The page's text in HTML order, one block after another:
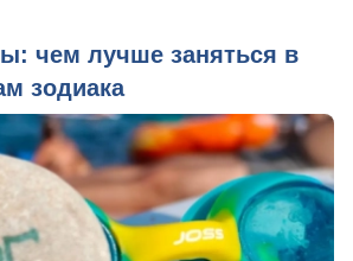
чем лучше заняться в
зодиака